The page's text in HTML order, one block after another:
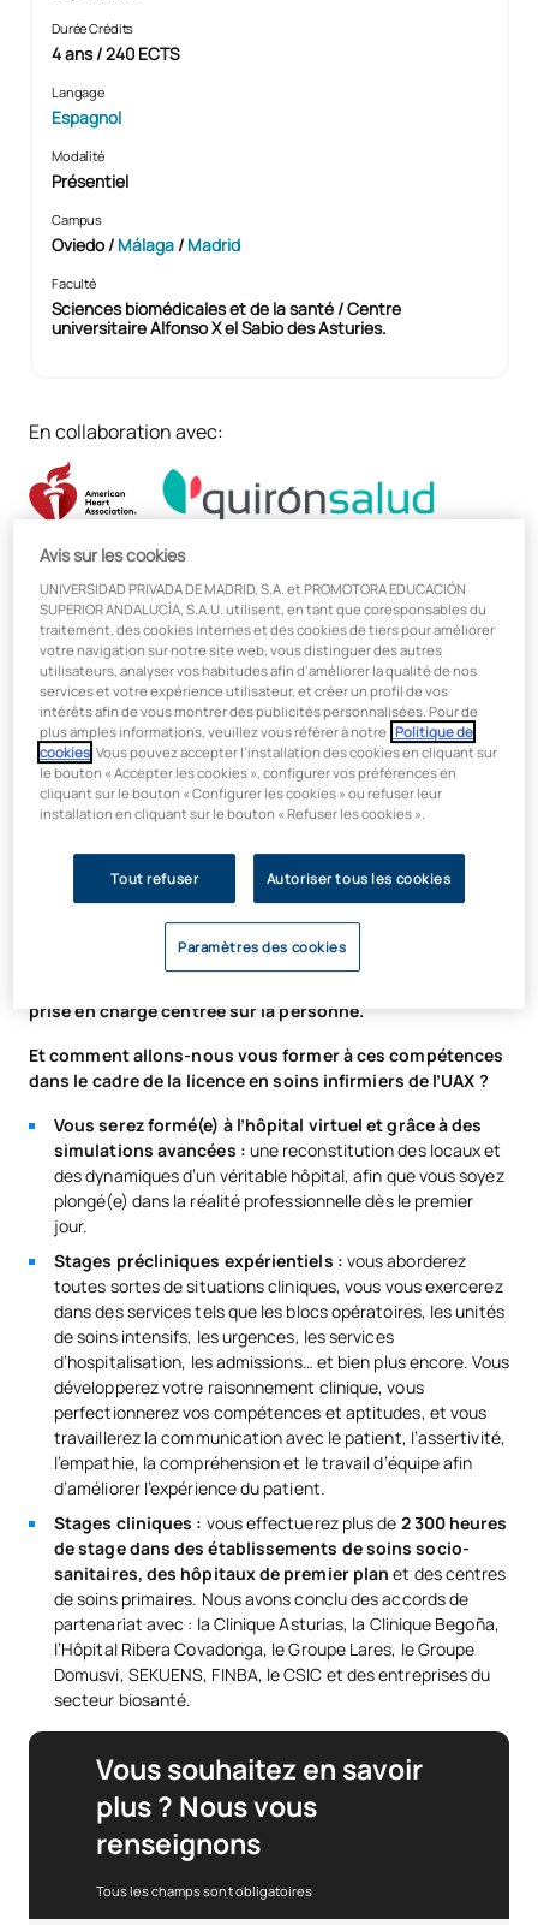
Durée Crédits
4 ans / 240 ECTS
Langage
Espagnol
Modalité
Présentiel
Campus
Oviedo / Málaga/ Madrid
Faculté
Sciences biomédicales et de la santé / Centre
universitaire Alfonso X el Sabio des Asturies.
En collaboration avec:
La licence en soins infirmiers qui
fera de vous l'expert recherché par
les hôpitaux et les patients :
expérimenté, à l'aise avec le
numérique et centré sur les
personnes.
organisations du secteur de la santénous permet
d'anticiper leurs besoins et
d'adapter votre formation
que vous acquériez les compétences qu'elles exigent :une
expérience pratique de haut niveau dès la première
année, un profil numérique, une bonne maîtrise des
prise en charge centrée sur la personne.
Et comment allons-nous vous former à ces compétences
dans le cadre de la licence en soins infirmiers de l’UAX ?
Vous serez formé(e) à l’hôpital virtuel et grâce à des
simulations avancées : une reconstitution des locaux et
des dynamiques d’un véritable hôpital, afin que vous soyez
plongé(e) dans la réalité professionnelle dès le premier
jour.
Stages précliniques expérientiels : vous aborderez
toutes sortes de situations cliniques, vous vous exercerez
dans des services tels que les blocs opératoires, les unités
de soins intensifs, les urgences, les services
d’hospitalisation, les admissions… et bien plus encore. Vous
développerez votre raisonnement clinique, vous
perfectionnerez vos compétences et aptitudes, et vous
travaillerez la communication avec le patient, l’assertivité,
l’empathie, la compréhension et le travail d’équipe afin
d’améliorer l’expérience du patient.
Stages cliniques : vous effectuerez plus de 2 300 heures
de stage dans des établissements de soins socio-
sanitaires, des hôpitaux de premier planet des centres
de soins primaires. Nous avons conclu des accords de
partenariat avec : la Clinique Asturias, la Clinique Begoña,
l’Hôpital Ribera Covadonga, le Groupe Lares, le Groupe
Domusvi, SEKUENS, FINBA, le CSIC et des entreprises du
secteur biosanté.
Vous souhaitez en savoir
plus ? Nous vous
renseignons
Tous les champs sont obligatoires
Avis sur les cookies
UNIVERSIDAD PRIVADA DE MADRID, S.A. et PROMOTORA EDUCACIÓN
SUPERIOR ANDALUCÍA, S.A.U. utilisent, en tant que coresponsables du
traitement, des cookies internes et des cookies de tiers pour améliorer
votre navigation sur notre site web, vous distinguer des autres
utilisateurs, analyser vos habitudes afin d’améliorer la qualité de nos
services et votre expérience utilisateur, et créer un profil de vos
intérêts afin de vous montrer des publicités personnalisées. Pour de
plus amples informations, veuillez vous référer à notre Politique de
cookies . Vous pouvez accepter l’installation des cookies en cliquant sur
le bouton « Accepter les cookies », configurer vos préférences en
cliquant sur le bouton « Configurer les cookies » ou refuser leur
installation en cliquant sur le bouton « Refuser les cookies ».
Tout refuser Autoriser tous les cookies
Paramètres des cookies